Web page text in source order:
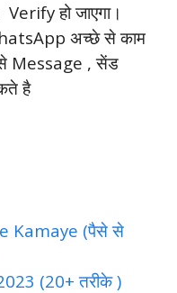
हो जाएगा।
अच्छे से काम
Message , सेंड
है
Kamaye (पैसे से
(20+ तरीके )